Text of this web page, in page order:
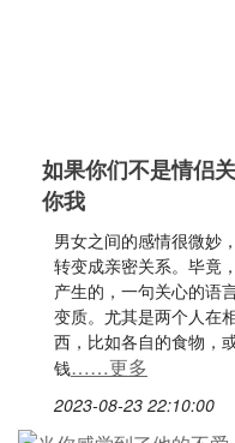
如果你们不是情侣
你我
男女之间的感情很微妙
转变成亲密关系。毕竟
产生的，一句关心的语
变质。尤其是两个人在
西，比如各自的食物，
钱……更多
2023-08-23 22:10:00